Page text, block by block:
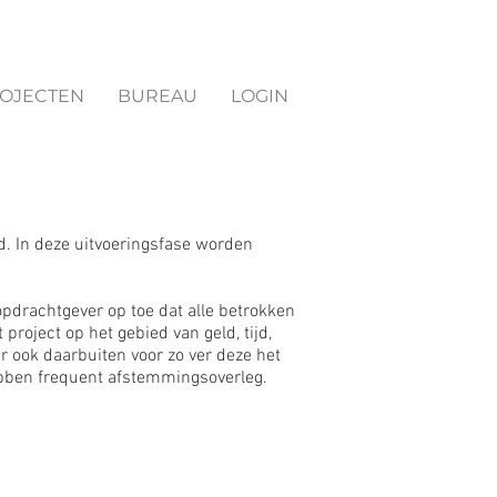
BUREAU LOGIN
In deze uitvoeringsfase worden
op toe dat alle betrokken
op het gebied van geld, tijd,
daarbuiten voor zo ver deze het
frequent afstemmingsoverleg.